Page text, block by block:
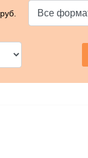
руб.